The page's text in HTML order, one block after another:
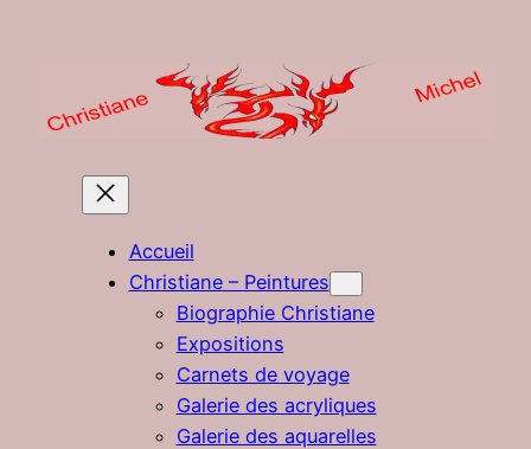
Accueil
Christiane – Peintures
Biographie Christiane
Expositions
Carnets de voyage
Galerie des acryliques
Galerie des aquarelles